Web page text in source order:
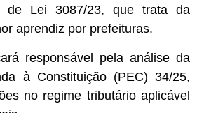
de Lei 3087/23, que trata da
aprendiz por prefeituras.
responsável pela análise da
à Constituição (PEC) 34/25,
no regime tributário aplicável